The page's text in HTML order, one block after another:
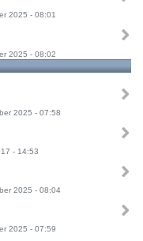
2025 - 08:01
2025 - 08:02
2025 - 07:58
- 14:53
2025 - 08:04
2025 - 07:59